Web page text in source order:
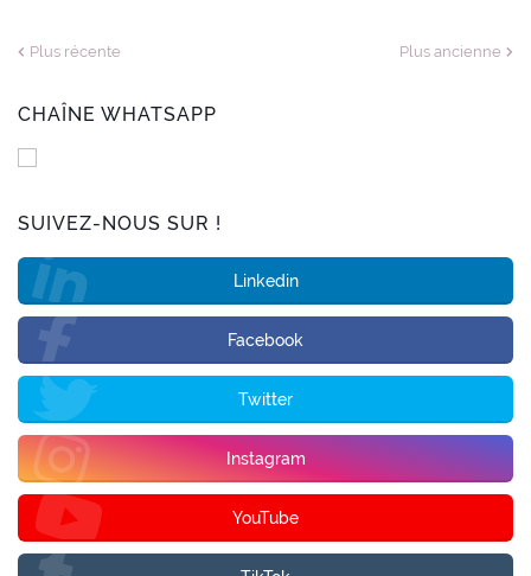
Plus récente Plus ancienne
CHAÎNE WHATSAPP
SUIVEZ-NOUS SUR !
Linkedin
Facebook
Twitter
Instagram
YouTube